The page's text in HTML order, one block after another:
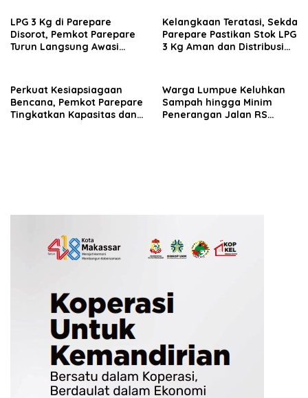
LPG 3 Kg di Parepare
Disorot, Pemkot Parepare
Turun Langsung Awasi
Kelangkaan Teratasi, Sekda
Parepare Pastikan Stok LPG
3 Kg Aman dan Distribusi
Perkuat Kesiapsiagaan
Bencana, Pemkot Parepare
Tingkatkan Kapasitas dan
Warga Lumpue Keluhkan
Sampah hingga Minim
Penerangan Jalan RS